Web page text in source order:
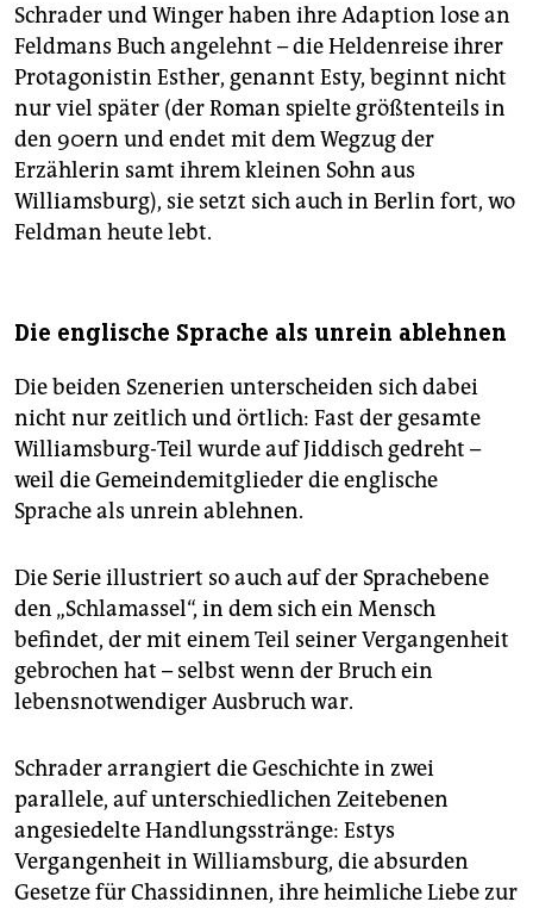
Schrader und Winger haben ihre Adaption lose an
Feldmans Buch angelehnt – die Heldenreise ihrer
Protagonistin Esther, genannt Esty, beginnt nicht
nur viel später (der Roman spielte größtenteils in
den 90ern und endet mit dem Wegzug der
Erzählerin samt ihrem kleinen Sohn aus
Williamsburg), sie setzt sich auch in Berlin fort, wo
Feldman heute lebt.
Die englische Sprache als unrein ablehnen
Die beiden Szenerien unterscheiden sich dabei
nicht nur zeitlich und örtlich: Fast der gesamte
Williamsburg-Teil wurde auf Jiddisch gedreht –
weil die Gemeindemitglieder die englische
Sprache als unrein ablehnen.
Die Serie illustriert so auch auf der Sprachebene
den „Schlamassel“, in dem sich ein Mensch
befindet, der mit einem Teil seiner Vergangenheit
gebrochen hat – selbst wenn der Bruch ein
lebensnotwendiger Ausbruch war.
Schrader arrangiert die Geschichte in zwei
parallele, auf unterschiedlichen Zeitebenen
angesiedelte Handlungsstränge: Estys
Vergangenheit in Williamsburg, die absurden
Gesetze für Chassidinnen, ihre heimliche Liebe zur